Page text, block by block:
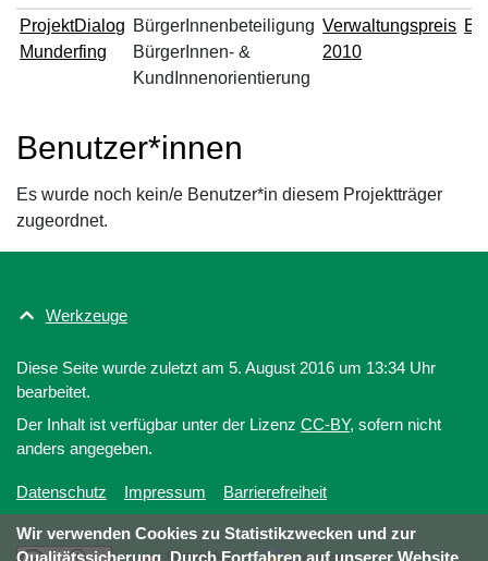
ProjektDialog
Munderfing
BürgerInnenbeteiligung
BürgerInnen- &
KundInnenorientierung
Verwaltungspreis
2010
Benutzer*innen
Es wurde noch kein/e Benutzer*in diesem Projektträger
zugeordnet.
Wir verwenden Cookies zu Statistikzwecken und zur
Qualitätssicherung. Durch Fortfahren auf unserer Website
Werkzeuge
Diese Seite wurde zuletzt am 5. August 2016 um 13:34 Uhr
bearbeitet.
Der Inhalt ist verfügbar unter der Lizenz CC-BY, sofern nicht
anders angegeben.
Datenschutz Impressum Barrierefreiheit